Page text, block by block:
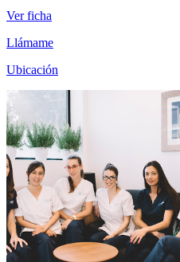
Ver ficha
Llámame
Ubicación